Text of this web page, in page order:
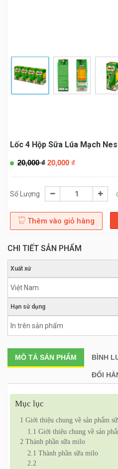
Lốc 4 Hộp Sữa Lúa Mạch
20,000₫ 20,000 ₫
Số Lượng
Thêm vào giỏ hàng
CHI TIẾT SẢN PHẨM
Xuất xứ
Việt Nam
Hạn sử dụng
In trên sản phẩm
MÔ TẢ SẢN PHẨM BÌNH
ĐỔI
Mục lục
1 Giới thiệu chung về sản phẩm
1.1 Giới thiệu chung về sản
2 Thành phần sữa milo
2.1 Thành phần sữa milo
2.2